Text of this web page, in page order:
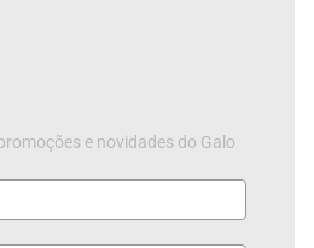
e novidades do Galo